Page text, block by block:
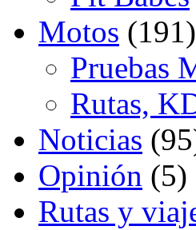
Motos (191)
Pruebas
Rutas,
Noticias
Opinión (5)
Rutas y